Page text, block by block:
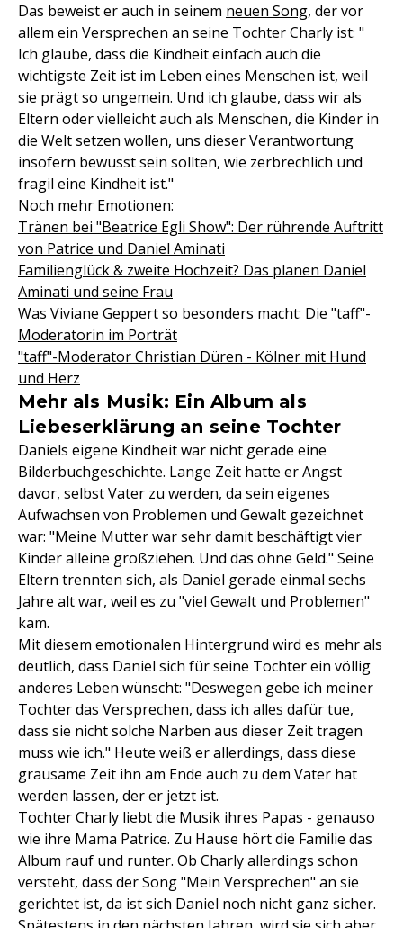
Das beweist er auch in seinem neuen Song, der vor
allem ein Versprechen an seine Tochter Charly ist: "
Ich glaube, dass die Kindheit einfach auch die
wichtigste Zeit ist im Leben eines Menschen ist, weil
sie prägt so ungemein. Und ich glaube, dass wir als
Eltern oder vielleicht auch als Menschen, die Kinder in
die Welt setzen wollen, uns dieser Verantwortung
insofern bewusst sein sollten, wie zerbrechlich und
fragil eine Kindheit ist."
Noch mehr Emotionen:
Tränen bei "Beatrice Egli Show": Der rührende Auftritt
von Patrice und Daniel Aminati
Familienglück & zweite Hochzeit? Das planen Daniel
Aminati und seine Frau
Was Viviane Geppertso besonders macht: Die "taff"-
Moderatorin im Porträt
"taff"-Moderator Christian Düren - Kölner mit Hund
und Herz
Mehr als Musik: Ein Album als
Liebeserklärung an seine Tochter
Daniels eigene Kindheit war nicht gerade eine
Bilderbuchgeschichte. Lange Zeit hatte er Angst
davor, selbst Vater zu werden, da sein eigenes
Aufwachsen von Problemen und Gewalt gezeichnet
war: "Meine Mutter war sehr damit beschäftigt vier
Kinder alleine großziehen. Und das ohne Geld." Seine
Eltern trennten sich, als Daniel gerade einmal sechs
Jahre alt war, weil es zu "viel Gewalt und Problemen"
kam.
Mit diesem emotionalen Hintergrund wird es mehr als
deutlich, dass Daniel sich für seine Tochter ein völlig
anderes Leben wünscht: "Deswegen gebe ich meiner
Tochter das Versprechen, dass ich alles dafür tue,
dass sie nicht solche Narben aus dieser Zeit tragen
muss wie ich." Heute weiß er allerdings, dass diese
grausame Zeit ihn am Ende auch zu dem Vater hat
werden lassen, der er jetzt ist.
Tochter Charly liebt die Musik ihres Papas - genauso
wie ihre Mama Patrice. Zu Hause hört die Familie das
Album rauf und runter. Ob Charly allerdings schon
versteht, dass der Song "Mein Versprechen" an sie
gerichtet ist, da ist sich Daniel noch nicht ganz sicher.